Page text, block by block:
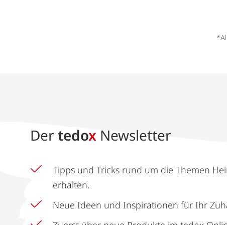
Der tedox Newsletter
Tipps und Tricks rund um die Themen
erhalten.
Neue Ideen und Inspirationen für Ihr